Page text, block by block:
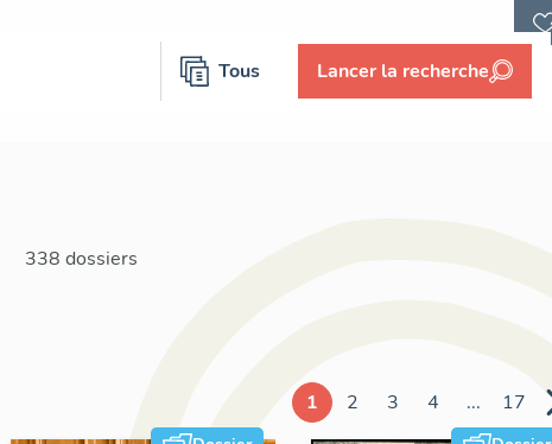
Tous Lancer la recherche
338 dossiers
1 2 3 4 ... 17